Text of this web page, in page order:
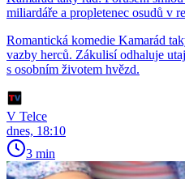
miliardáře a propletenec osudů v
Romantická komedie Kamarád
vazby herců. Zákulisí odhaluje
s osobním životem hvězd.
V Telce
dnes, 18:10
3 min